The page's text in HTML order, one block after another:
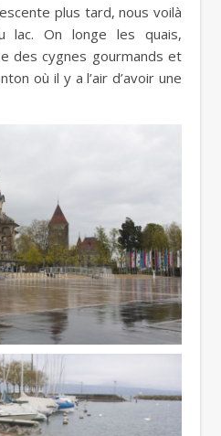
plus tard, nous voilà
lac. On longe les quais,
des cygnes gourmands et
où il y a l’air d’avoir une